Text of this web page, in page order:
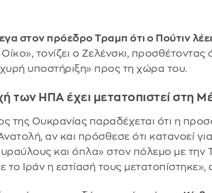
στον πρόεδρο Τραμπ ότι ο Πούτιν
τονίζει ο Ζελένσκι, προσθέτοντας
υποστήριξη» προς τη χώρα του.
των ΗΠΑ έχει μετατοπιστεί στη
της Ουκρανίας παραδέχεται ότι η
αν και πρόσθεσε ότι κατανοεί
και όπλα» στον πόλεμο με την
το Ιράν η εστίασή τους μετατοπίστηκε»,